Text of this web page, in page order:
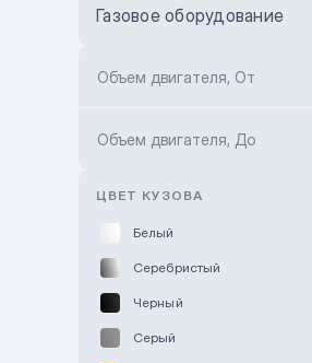
Toyota Kokshetau
Hyundai ShymCity
Газовое оборудование
Объем двигателя, От
Объем двигателя, До
ЦВЕТ КУЗОВА
Белый
Серебристый
Черный
Серый